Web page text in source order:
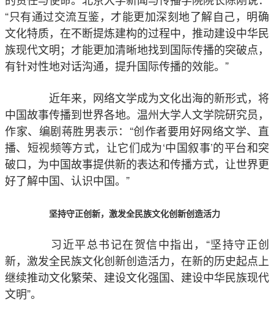
“只有通过交流互鉴，才能更加深刻地了解自己，明确
文化特质，在不断提炼建构的过程中，推动建设中华民
族现代文明；才能更加清晰地找到国际传播的突破点，
有针对性地对话沟通，提升国际传播的效能。”
近年来，网络文学成为文化出海的新形式，将
中国故事传播到世界各地。温州大学人文学院研究员，
作家、编剧蒋胜男表示：“创作者要用好网络文学、直
播、短视频等方式，让它们成为‘中国叙事’的平台和突
破口，为中国故事提供新的表达和传播方式，让世界更
好了解中国、认识中国。”
坚持守正创新，激发全民族文化创新创造活力
习近平总书记在贺信中指出，“坚持守正创
新，激发全民族文化创新创造活力，在新的历史起点上
继续推动文化繁荣、建设文化强国、建设中华民族现代
文明”。